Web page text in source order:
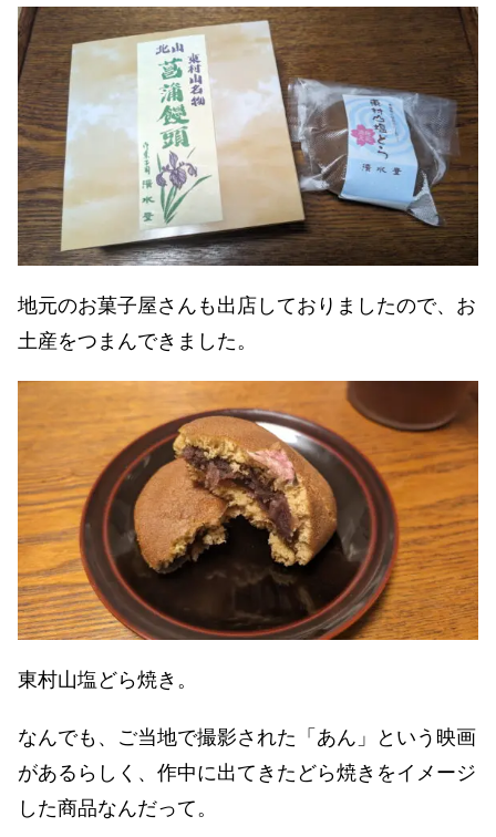
地元のお菓子屋さんも出店しておりましたので、お
土産をつまんできました。
東村山塩どら焼き。
なんでも、ご当地で撮影された「あん」という映画
があるらしく、作中に出てきたどら焼きをイメージ
した商品なんだって。